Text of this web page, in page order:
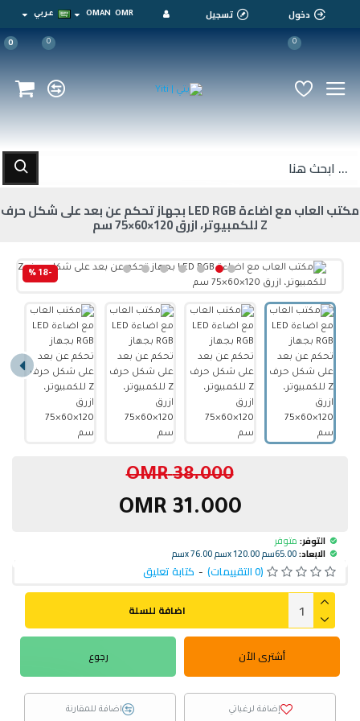
دخول تسجيل OMR
OMAN عربي
0
0
0
مكتب العاب مع اضاءة LED RGB بجهاز تحكم عن بعد على شكل حرف
Z للكمبيوتر، ازرق 120×60×75 سم
-18 %
التوفر: متوفر
الابعاد:65.00سم x 120.00سم x 76.00سم
(0 التقييمات) - كتابة تعليق
31.000 OMR
38.000 OMR
اضافة للسلة
أشترى الأن رجوع
إضافة لرغباتي اضافة للمقارنة